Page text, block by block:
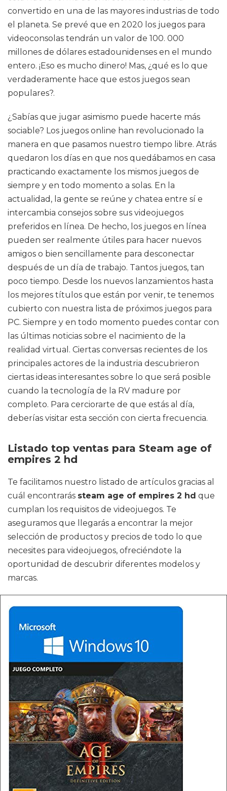
convertido en una de las mayores industrias de todo
el planeta. Se prevé que en 2020 los juegos para
videoconsolas tendrán un valor de 100. 000
millones de dólares estadounidenses en el mundo
entero. ¡Eso es mucho dinero! Mas, ¿qué es lo que
verdaderamente hace que estos juegos sean
populares?.
¿Sabías que jugar asimismo puede hacerte más
sociable? Los juegos online han revolucionado la
manera en que pasamos nuestro tiempo libre. Atrás
quedaron los días en que nos quedábamos en casa
practicando exactamente los mismos juegos de
siempre y en todo momento a solas. En la
actualidad, la gente se reúne y chatea entre sí e
intercambia consejos sobre sus videojuegos
preferidos en línea. De hecho, los juegos en línea
pueden ser realmente útiles para hacer nuevos
amigos o bien sencillamente para desconectar
después de un día de trabajo. Tantos juegos, tan
poco tiempo. Desde los nuevos lanzamientos hasta
los mejores títulos que están por venir, te tenemos
cubierto con nuestra lista de próximos juegos para
PC. Siempre y en todo momento puedes contar con
las últimas noticias sobre el nacimiento de la
realidad virtual. Ciertas conversas recientes de los
principales actores de la industria descubrieron
ciertas ideas interesantes sobre lo que será posible
cuando la tecnología de la RV madure por
completo. Para cerciorarte de que estás al día,
deberías visitar esta sección con cierta frecuencia.
Listado top ventas para Steam age of
empires 2 hd
Te facilitamos nuestro listado de artículos gracias al
cuál encontrarás steam age of empires 2 hd que
cumplan los requisitos de videojuegos. Te
aseguramos que llegarás a encontrar la mejor
selección de productos y precios de todo lo que
necesites para videojuegos, ofreciéndote la
oportunidad de descubrir diferentes modelos y
marcas.